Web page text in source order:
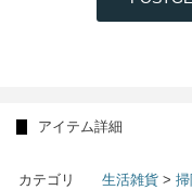
アイテム詳細
カテゴリ 生活雑貨 >